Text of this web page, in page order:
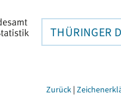
THÜRINGER
Zurück |